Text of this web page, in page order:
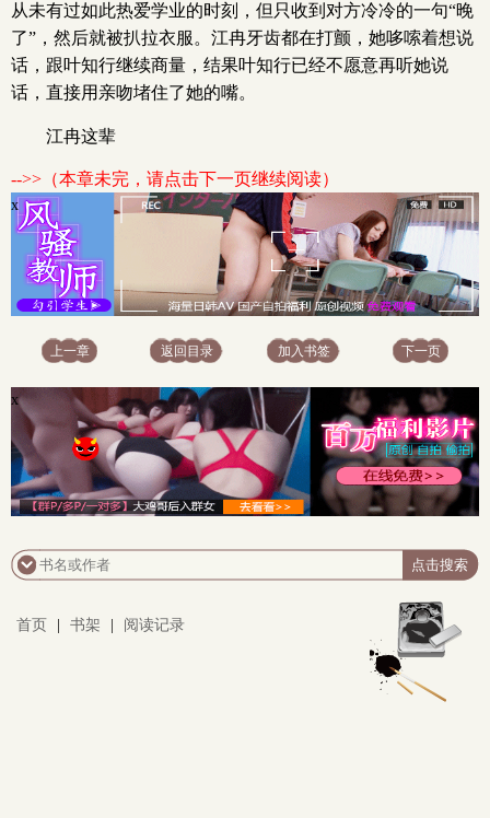
从未有过如此热爱学业的时刻，但只收到对方冷冷的一句“晚
了”，然后就被扒拉衣服。江冉牙齿都在打颤，她哆嗦着想说
话，跟叶知行继续商量，结果叶知行已经不愿意再听她说
话，直接用亲吻堵住了她的嘴。
江冉这辈
-->>（本章未完，请点击下一页继续阅读）
x
上一章 返回目录 加入书签 下一页
x
首页 书架 阅读记录